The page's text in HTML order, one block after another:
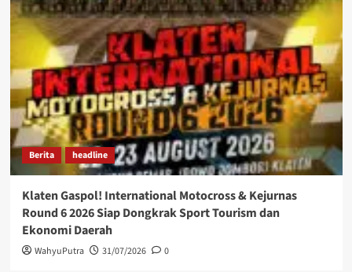
Berita headline
Klaten Gaspol! International Motocross & Kejurnas
Round 6 2026 Siap Dongkrak Sport Tourism dan
Ekonomi Daerah
WahyuPutra 31/07/2026 0